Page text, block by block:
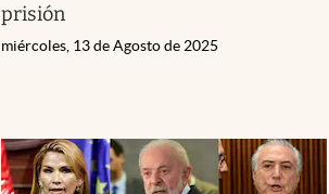
prisión
miércoles, 13 de Agosto de 2025